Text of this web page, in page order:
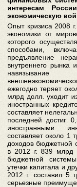
интересам
экономическую
Опыт кризиса 2008
экономики от
которого
способами,
предъявление
внутреннего рынка
навязывание
ежегодно теряет
млрд долл. уходит
иностранных
составляет
последней достиг
иностранными
составляет около 1
доходов бюджетной
в 2012 г. 839
бюджетной
утечки капитала и
2012 г. составил 5
серьезные